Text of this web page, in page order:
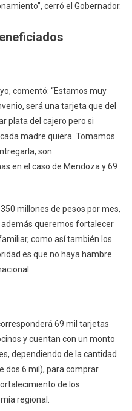
cerró el Gobernador.
comentó: “Estamos muy
será una tarjeta que del
plata del cajero pero si
madre quiera. Tomamos
son
en el caso de Mendoza y 69
millones de pesos por mes,
queremos fortalecer
como así también los
es que no haya hambre
69 mil tarjetas
y cuentan con un monto
dependiendo de la cantidad
dos 6 mil), para comprar
de los
regional.